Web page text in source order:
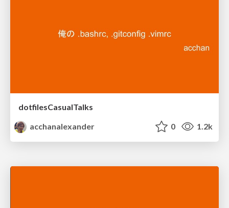
dotfilesCasualTalks
acchanalexander
0 1.2k